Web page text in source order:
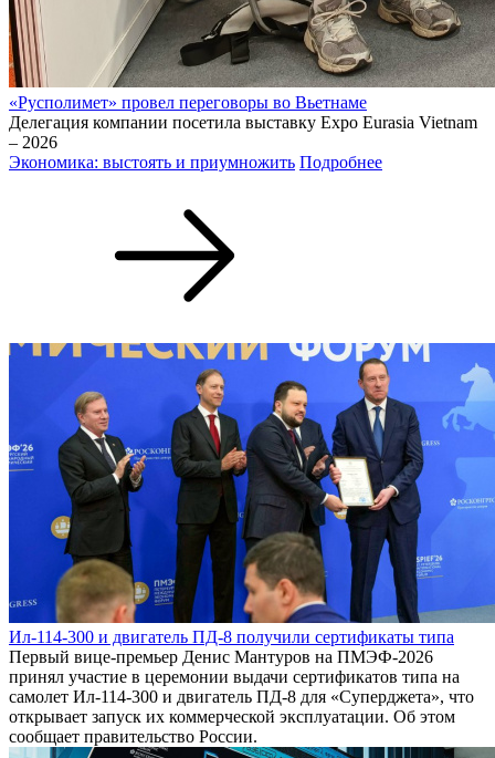
«Русполимет» провел переговоры во Вьетнаме
Делегация компании посетила выставку Expo Eurasia Vietnam
– 2026
Экономика: выстоять и приумножить Подробнее
Ил-114-300 и двигатель ПД-8 получили сертификаты типа
Первый вице-премьер Денис Мантуров на ПМЭФ-2026
принял участие в церемонии выдачи сертификатов типа на
самолет Ил-114-300 и двигатель ПД-8 для «Суперджета», что
открывает запуск их коммерческой эксплуатации. Об этом
сообщает правительство России.